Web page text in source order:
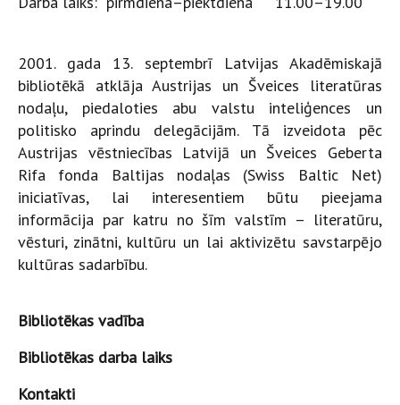
2001. gada 13. septembrī Latvijas Akadēmiskajā
bibliotēkā atklāja Austrijas un Šveices literatūras
nodaļu, piedaloties abu valstu inteliģences un
politisko aprindu delegācijām. Tā izveidota pēc
Austrijas vēstniecības Latvijā un Šveices Geberta
Rifa fonda Baltijas nodaļas (Swiss Baltic Net)
iniciatīvas, lai interesentiem būtu pieejama
informācija par katru no šīm valstīm – literatūru,
vēsturi, zinātni, kultūru un lai aktivizētu savstarpējo
kultūras sadarbību.
Bibliotēkas vadība
Bibliotēkas darba laiks
Kontakti